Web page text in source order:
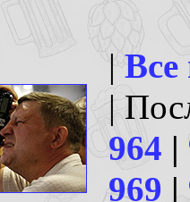
|
|
964 |
969 |